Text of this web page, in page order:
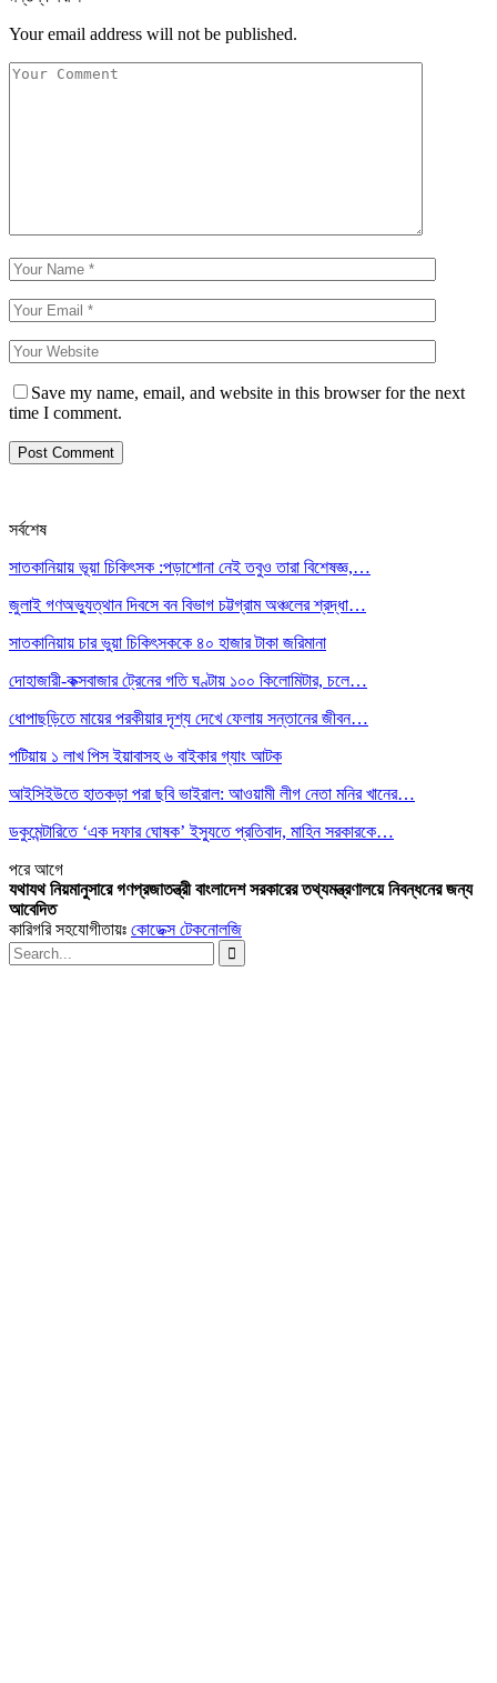
Your email address will not be published.
Save my name, email, and website in this browser for the next
time I comment.
সর্বশেষ
সাতকানিয়ায় ভূয়া চিকিৎসক :পড়াশোনা নেই তবুও তারা বিশেষজ্ঞ,…
জুলাই গণঅভ্যুত্থান দিবসে বন বিভাগ চট্টগ্রাম অঞ্চলের শ্রদ্ধা…
সাতকানিয়ায় চার ভুয়া চিকিৎসককে ৪০ হাজার টাকা জরিমানা
দোহাজারী-কক্সবাজার ট্রেনের গতি ঘণ্টায় ১০০ কিলোমিটার, চলে…
ধোপাছড়িতে মায়ের পরকীয়ার দৃশ্য দেখে ফেলায় সন্তানের জীবন…
পটিয়ায় ১ লাখ পিস ইয়াবাসহ ৬ বাইকার গ্যাং আটক
আইসিইউতে হাতকড়া পরা ছবি ভাইরাল: আওয়ামী লীগ নেতা মনির খানের…
ডকুমেন্টারিতে ‘এক দফার ঘোষক’ ইস্যুতে প্রতিবাদ, মাহিন সরকারকে…
পরেআগে
যথাযথ নিয়মানুসারে গণপ্রজাতন্ত্রী বাংলাদেশ সরকারের তথ্যমন্ত্রণালয়ে নিবন্ধনের জন্য
আবেদিত
কারিগরি সহযোগীতায়ঃ কোডেক্স টেকনোলজি